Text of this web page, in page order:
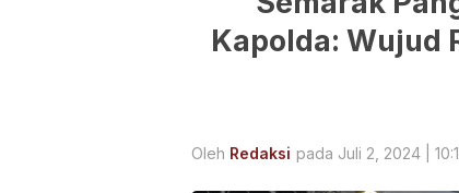
Kapolda: Wujud
Oleh Redaksi pada Juli 2, 2024 |